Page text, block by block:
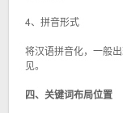
4、拼音形式
将汉语拼音化，一般
见。
四、关键词布局位置